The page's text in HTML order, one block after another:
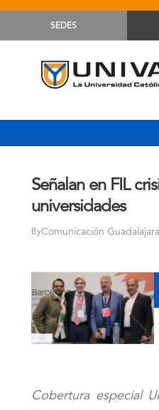
SEDES
Señalan en FIL
universidades
ByComunicación Guadalajara
Cobertura especial